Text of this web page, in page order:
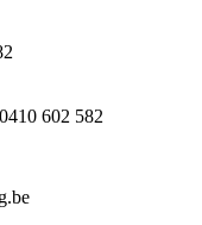
602 582